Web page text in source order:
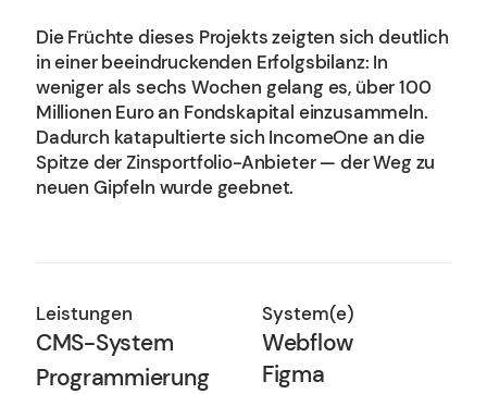
Die Früchte dieses Projekts zeigten sich deutlich
in einer beeindruckenden Erfolgsbilanz: In
weniger als sechs Wochen gelang es, über 100
Millionen Euro an Fondskapital einzusammeln.
Dadurch katapultierte sich IncomeOne an die
Spitze der Zinsportfolio-Anbieter — der Weg zu
neuen Gipfeln wurde geebnet.
Leistungen
CMS-System
Programmierung
System(e)
Webflow
Figma